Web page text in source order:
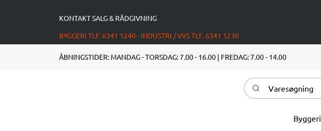
KONTAKT SALG & RÅDGIVNING
BYGGERI TLF. 6341 1240 - INDUSTRI / VVS TLF. 6341 1230
ÅBNINGSTIDER: MANDAG - TORSDAG: 7.00 - 16.00 | FREDAG: 7.00 - 14.00
Varesøgning
Byggeri